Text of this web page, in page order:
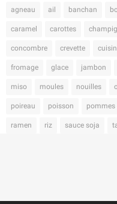
agneau ail banchan
caramel carottes
concombre crevette
fromage glace jambon
miso moules nouilles
poireau poisson pommes
ramen riz sauce soja